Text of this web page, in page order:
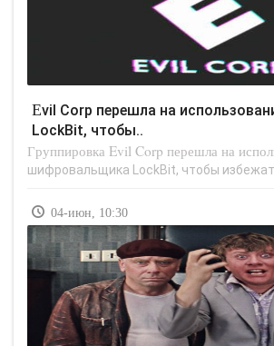
Evil Corp перешла на использование малвари
LockBit, чтобы..
Группировка Evil Corp перешла на
шифровальщика LockBit, чтобы
04-июн, 10:30